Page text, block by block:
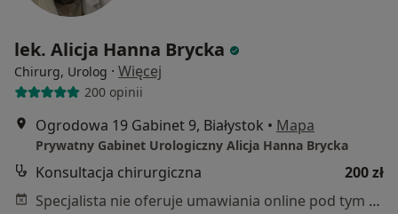
lek. Alicja Hanna Brycka
Chirurg, Urolog · Więcej
200 opinii
Ogrodowa 19 Gabinet 9, Białystok • Mapa
Prywatny Gabinet Urologiczny Alicja Hanna Brycka
Konsultacja chirurgiczna
200 zł
Specjalista nie oferuje umawiania online pod tym adresem.